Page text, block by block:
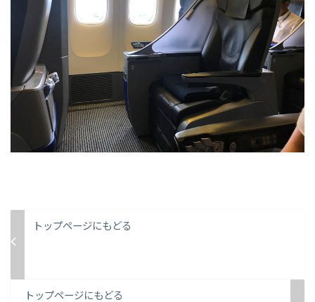
トップページにもどる
トップページにもどる